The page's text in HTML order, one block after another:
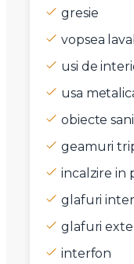
gresie
vopsea
usi de
usa
obiecte
geamuri
incalzire in
glafuri
glafuri
interfon